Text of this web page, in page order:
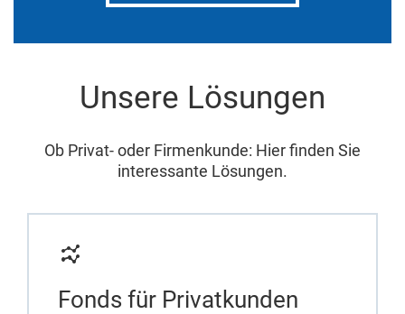
Unsere Lösungen
Ob Privat- oder Firmenkunde: Hier finden Sie
interessante Lösungen.
Fonds für Privatkunden